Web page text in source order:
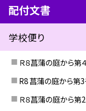
配付文書
学校便り
Ｒ８菖蒲の庭から第
R8 菖蒲の庭から第
Ｒ８菖蒲の庭から第